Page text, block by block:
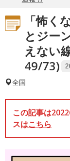
「怖く
とジー
えない
49/73)
全国
この記事は
スはこちら